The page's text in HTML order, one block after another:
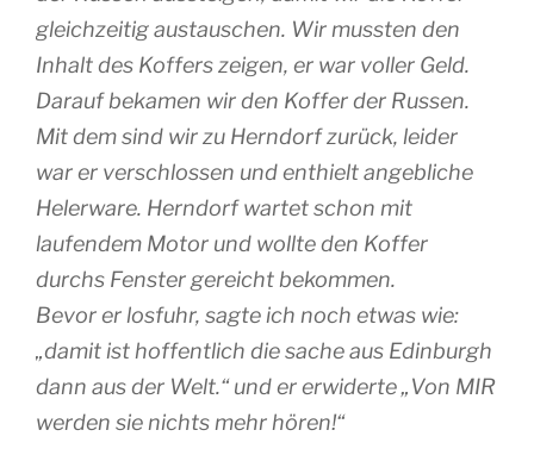
gleichzeitig austauschen. Wir mussten den
Inhalt des Koffers zeigen, er war voller Geld.
Darauf bekamen wir den Koffer der Russen.
Mit dem sind wir zu Herndorf zurück, leider
war er verschlossen und enthielt angebliche
Helerware. Herndorf wartet schon mit
laufendem Motor und wollte den Koffer
durchs Fenster gereicht bekommen.
Bevor er losfuhr, sagte ich noch etwas wie:
„damit ist hoffentlich die sache aus Edinburgh
dann aus der Welt.“ und er erwiderte „Von MIR
werden sie nichts mehr hören!“